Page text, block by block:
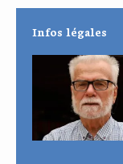
Infos légales